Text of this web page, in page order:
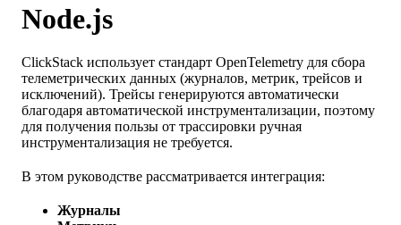
Node.js
ClickStack использует стандарт OpenTelemetry для сбора
телеметрических данных (журналов, метрик, трейсов и
исключений). Трейсы генерируются автоматически
благодаря автоматической инструментализации, поэтому
для получения пользы от трассировки ручная
инструментализация не требуется.
В этом руководстве рассматривается интеграция:
Журналы